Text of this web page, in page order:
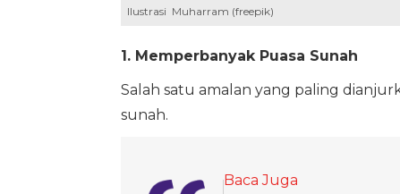
Ilustrasi Muharram (freepik)
1. Memperbanyak Puasa Sunah
Salah satu amalan yang paling
sunah.
Baca Juga